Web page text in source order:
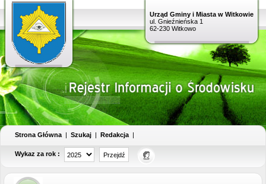
Urząd Gminy i Miasta w Witkowie
ul. Gnieźnieńska 1
62-230 Witkowo
Strona Główna | Szukaj | Redakcja |
Wykaz za rok :